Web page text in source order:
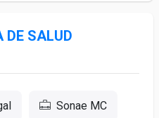
DE SALUD
Sonae MC